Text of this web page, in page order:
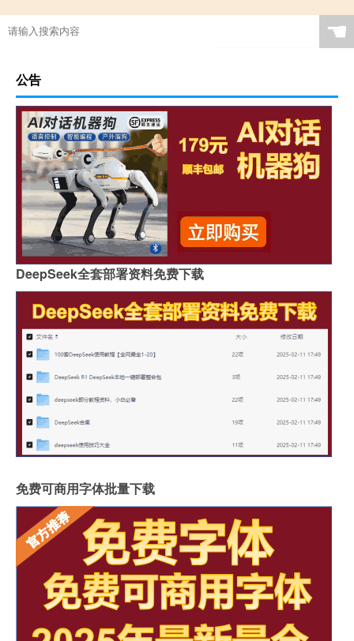
☚
公告
DeepSeek全套部署资料免费下载
免费可商用字体批量下载